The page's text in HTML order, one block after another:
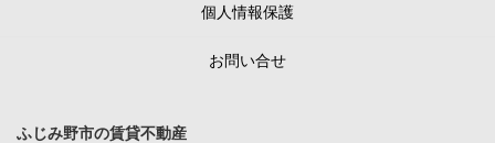
個人情報保護
お問い合せ
ふじみ野市の賃貸不動産